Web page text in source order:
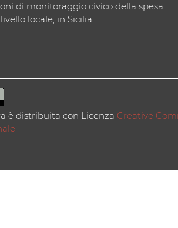
di monitoraggio civico della spesa
locale, in Sicilia.
è distribuita con Licenza Creative